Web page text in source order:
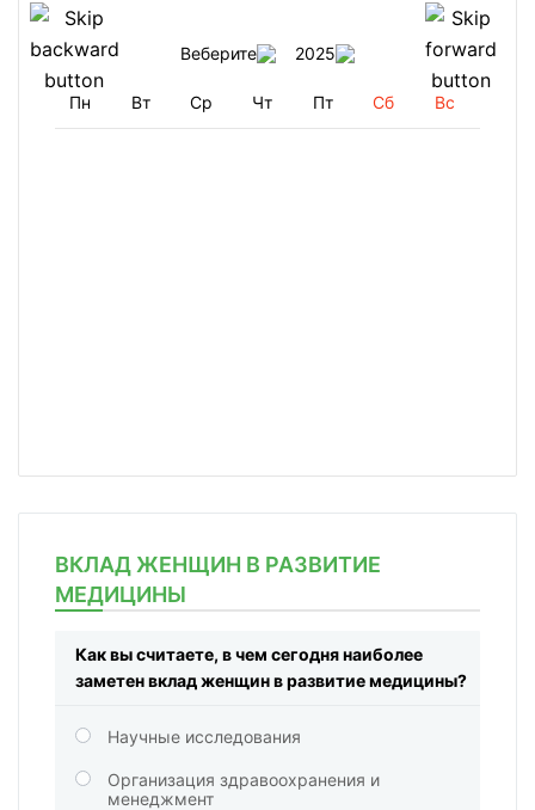
Веберите 2025
Пн Вт Ср Чт Пт Сб Вс
ВКЛАД ЖЕНЩИН В РАЗВИТИЕ
МЕДИЦИНЫ
Как вы считаете, в чем сегодня наиболее
заметен вклад женщин в развитие медицины?
Научные исследования
Организация здравоохранения и
менеджмент